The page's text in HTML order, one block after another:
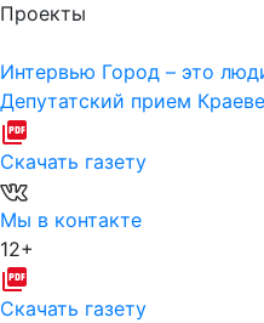
Проекты
Интервью Город – это
Депутатский прием
Скачать газету
Мы в контакте
12+
Скачать газету